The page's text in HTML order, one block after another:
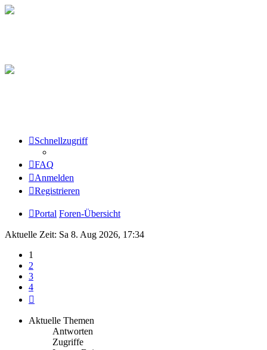
Schnellzugriff
FAQ
Anmelden
Registrieren
Portal Foren-Übersicht
Aktuelle Zeit: Sa 8. Aug 2026, 17:34
1
2
3
4
Aktuelle Themen
Antworten
Zugriffe